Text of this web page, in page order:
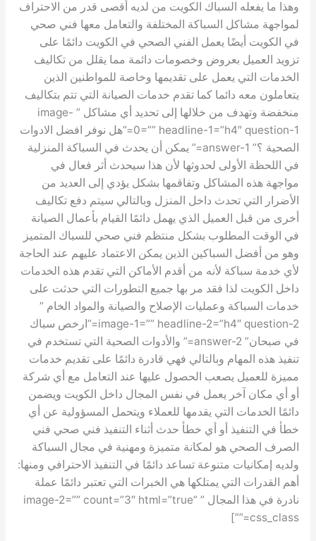
وهذا ما يفعله السباك الكويت من لديه أقصى قدر من الاحتراف
لمواجهة مشاكل السباكة المختلفة والتعامل معها فني صحي
في الكويت أيضًا يعمل الفني الصحي في الكويت دائمًا على
تزويد العميل بعروض وخصومات دائمة مما يقلل من تكاليف
الخدمات التي يعمل على تقديمها وخاصة للمواطنين الذين
يتعاملون معه دائما كما تقدم خدمات الصيانة التي تتم بتكاليف
منخفضة وتهدف من خلالها إلى تحديد أي مشاكل ” image-
0=”” headline-1=”h4″ question-1=”هل نوفر افضل الادوات
الصحية ؟” answer-1=” يمكن أن يحدث في السباكة المنزلية
في اللحظة الأولى لحدوثها لأن هذا سيحدث أثر فعال في
مواجهة هذه المشاكل وتفاقمها بشكل يؤدي إلى العديد من
الأضرار التي تحدث داخل المنزل وبالتالي سيتم دفع تكاليف
أخرى من قبل العميل الذي يهمل دائمًا القيام بأعمال الصيانة
في الوقت المطلوب بشكل منتظم فني صحي للسباك المتميز
وهو من أفضل السباكين الذين يمكن الاعتماد عليهم عند الحاجة
لأي خدمة سباكة لأنه من أقدم الأماكن التي تقدم هذه الخدمات
داخل الكويت لذا فقد مر بها جميع التطورات التي حدثت على
خدمات السباكة وعمليات الإصلاح والصيانة والمواد الخام ”
image-1=”” headline-2=”h4″ question-2=”ارخص سباك
في صبحان” answer-2=” والأدوات الصحية التي تستخدم في
تنفيذ هذه المهام وبالتالي فهي قادرة دائمًا على تقديم خدمات
مميزة للعميل يصعب الحصول عليها عند التعامل مع أي شركة
أو أي مكان آخر يعمل في نفس المجال داخل الكويت ويضمن
دائمًا الخدمات التي يقدمها للعملاء ويتحمل المسؤولية عن أي
خطأ في التنفيذ أو أي خطأ حدث أثناء التنفيذ فني صحي فني
الصرف الصحي هو لمكانة متميزة ومهنية في مجال السباكة
ولديه إمكانيات متنوعة تساعد دائمًا في التنفيذ الاحترافي ومنها:
أهم القدرات التي يمتلكها هي الخبرات التي تعتبر دائمًا عملة
نادرة في هذا المجال ” image-2=”” count=”3″ html=”true”
css_class=””]